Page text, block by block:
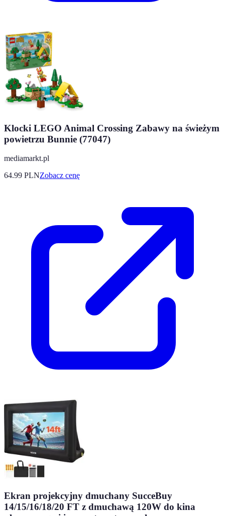
Klocki LEGO Animal Crossing Zabawy na świeżym
powietrzu Bunnie (77047)
mediamarkt.pl
64.99 PLNZobacz cenę
Ekran projekcyjny dmuchany SucceBuy
14/15/16/18/20 FT z dmuchawą 120W do kina